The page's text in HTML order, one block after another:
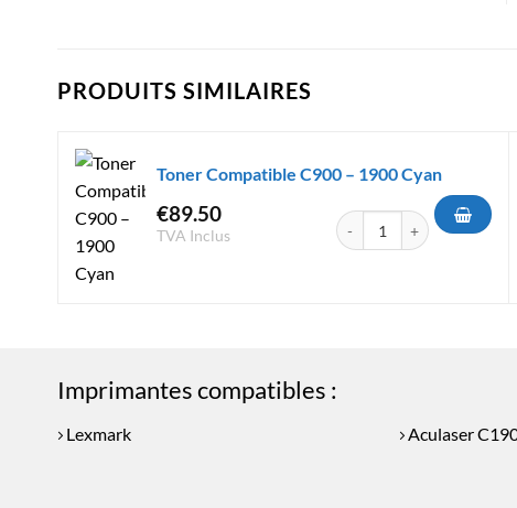
PRODUITS SIMILAIRES
Toner Compatible C900 – 1900 Cyan
€89.50
TVA Inclus
quantité de Toner
Imprimantes compatibles :
Lexmark Aculaser